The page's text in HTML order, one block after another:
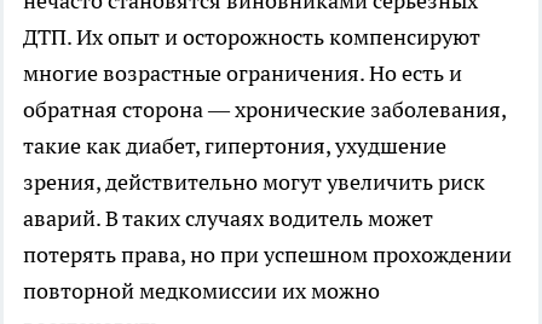
ДТП. Их опыт и осторожность компенсируют
многие возрастные ограничения. Но есть и
обратная сторона — хронические заболевания,
такие как диабет, гипертония, ухудшение
зрения, действительно могут увеличить риск
аварий. В таких случаях водитель может
потерять права, но при успешном прохождении
повторной медкомиссии их можно